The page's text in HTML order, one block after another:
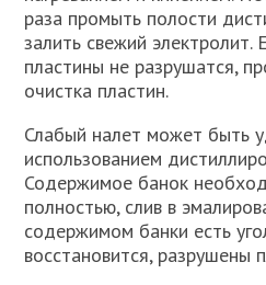
раза промыть полости
залить свежий электролит.
пластины не разрушатся,
очистка пластин.
Слабый налет может быть
использованием
Содержимое банок
полностью, слив в
содержимом банки есть
восстановится, разрушены